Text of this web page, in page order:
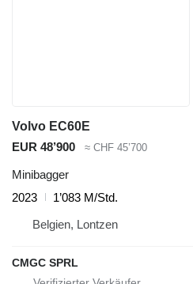
Volvo EC60E
EUR 48’900
≈ CHF 45’700
Minibagger
2023
1’083 M/Std.
Belgien, Lontzen
CMGC SPRL